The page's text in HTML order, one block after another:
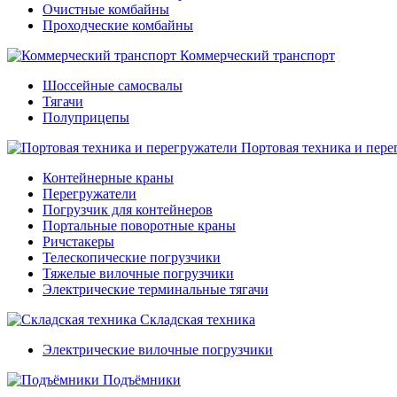
Очистные комбайны
Проходческие комбайны
Коммерческий транспорт
Шоссейные самосвалы
Тягачи
Полуприцепы
Портовая техника и
Контейнерные краны
Перегружатели
Погрузчик для контейнеров
Портальные поворотные краны
Ричстакеры
Телескопические погрузчики
Тяжелые вилочные погрузчики
Электрические терминальные тягачи
Складская техника
Электрические вилочные погрузчики
Подъёмники